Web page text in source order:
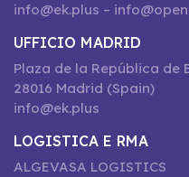
info@ek.plus –
UFFICIO MADRID
Plaza de la República de
28016 Madrid (Spain)
info@ek.plus
LOGISTICA E RMA
ALGEVASA LOGISTICS